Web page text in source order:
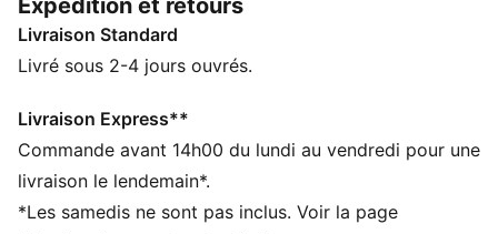
Confectionné avec un minimum de 30 % de matériaux
recyclés
dryCELL : la technologie PUMA évacue l’humidité du
activités
DÉTAILS
Coupe régulière
Col rond
Expédition et retours
Livraison Standard
Livré sous 2-4 jours ouvrés.
Livraison Express**
Commande avant 14h00 du lundi au vendredi pour une
livraison le lendemain*.
*Les samedis ne sont pas inclus. Voir la page